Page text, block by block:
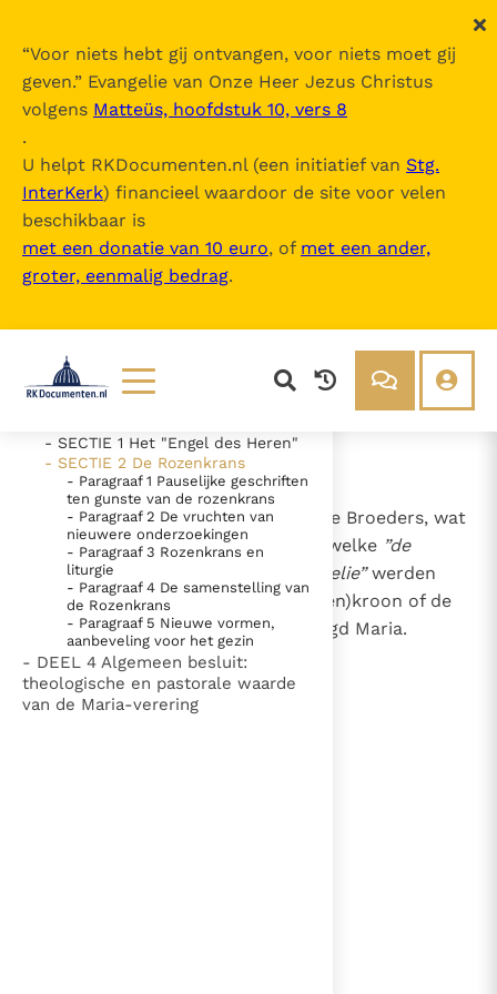
“Voor niets hebt gij ontvangen, voor niets moet gij
geven.” Evangelie van Onze Heer Jezus Christus
volgens Matteüs, hoofdstuk 10, vers 8
.
U helpt RKDocumenten.nl (een initiatief van Stg.
InterKerk) financieel waardoor de site voor velen
beschikbaar is
met een donatie van 10 euro, of met een ander,
groter, eenmalig bedrag.
Documenten
Bijbel
Thema’s
Berichten
Denzinger
Over ons
Meedoen
Doneren
Nieuwsbrief
Gebruiksvoorwaarden
Nieuwste Documenten
5. Het gebed van de Kerk
In Christus wordt onze honger vervuld
Marialis Cultus
Inhoudsopgave
uitklappen
- === Aanleiding en doel
de liturgie
- DEEL 2 De vernieuwing van de
Mariale vroomheid
- DEEL 3 Het "Engel des Heren" en
- SECTIE 1 Het "Engel des Heren"
- SECTIE 2 De Rozenkrans
- Paragraaf 1 Pauselijke geschriften
ten gunste van de rozenkrans
- Paragraaf 2 De vruchten van
nieuwere onderzoekingen
- Paragraaf 3 Rozenkrans en
liturgie
- Paragraaf 4 De samenstelling van
de Rozenkrans
- Paragraaf 5 Nieuwe vormen,
aanbeveling voor het gezin
- DEEL 4 Algemeen besluit:
theologische en pastorale waarde
van de Maria-verering
- SECTIE 2 De Rozenkrans
Thans willen Wij, Eerbiedwaardige Broeders, wat
langer stilstaan bij die gebeden, welke ”de
samenvatting van heel het Evangelie”werden
genoemd 1
. Namelijk de (Rozen)kroon of de
“Rozenkrans”van de heilige Maagd Maria.